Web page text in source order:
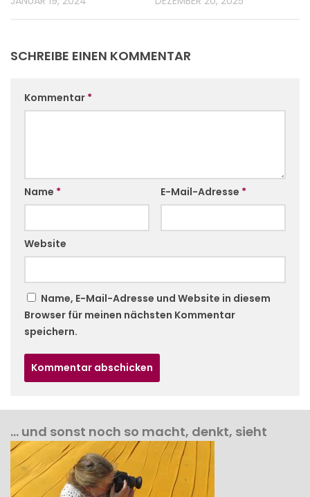
SCHREIBE EINEN KOMMENTAR
Kommentar *
Name * E-Mail-Adresse *
Website
Name, E-Mail-Adresse und Website in diesem
Browser für meinen nächsten Kommentar
speichern.
… und sonst noch so macht, denkt, sieht